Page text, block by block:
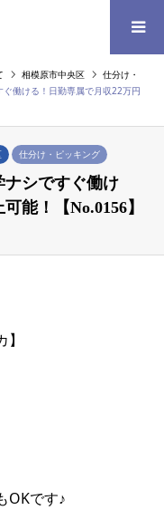
検索
相模原市中央区
仕分け・
ぐ働ける！日勤専属で月収22万円
仕分け・ピッキング
ナシですぐ働け
能！【No.0156】
OKです♪